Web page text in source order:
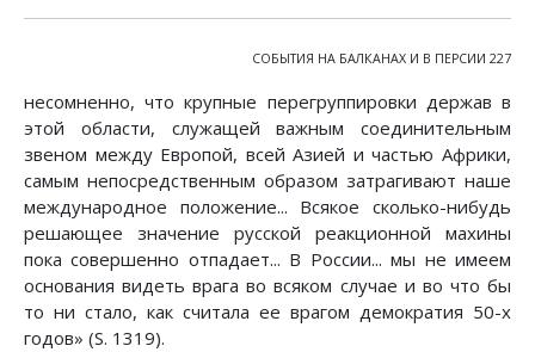
СОБЫТИЯ НА БАЛКАНАХ И В ПЕРСИИ 227
несомненно, что крупные перегруппировки держав в
этой области, служащей важным соединительным
звеном между Европой, всей Азией и частью Африки,
самым непосредственным образом затрагивают наше
международное положение... Всякое сколько-нибудь
решающее значение русской реакционной махины
пока совершенно отпадает... В России... мы не имеем
основания видеть врага во всяком случае и во что бы
то ни стало, как считала ее врагом демократия 50-х
годов» (S. 1319).